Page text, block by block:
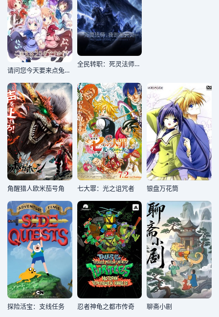
请问您今天要来点兔子吗，第二季
全民转职：死灵法师，我即是天灾
角醒猎人欧米茄号角 七大罪：光之诅咒者 银盘万花筒
探险活宝：支线任务 忍者神龟之都市传奇 聊斋小剧